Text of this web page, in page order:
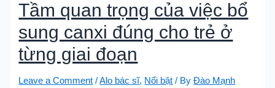
Tầm quan trọng của việc bổ
sung canxi đúng cho trẻ ở
từng giai đoạn
Leave a Comment /Alo bác sĩ, Nổi bật / ByĐào Mạnh